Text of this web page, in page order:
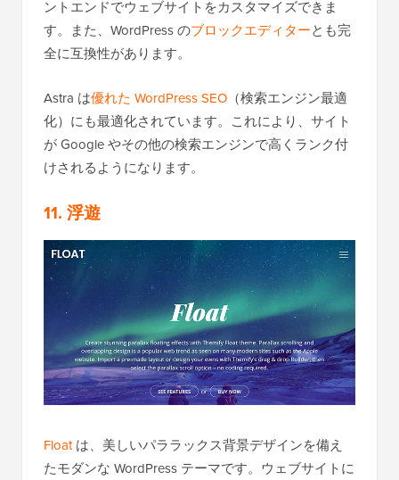
ントエンドでウェブサイトをカスタマイズできま
す。また、WordPress のブロックエディターとも完
全に互換性があります。
Astra は優れた WordPress SEO （検索エンジン最適
化）にも最適化されています。これにより、サイト
が Google やその他の検索エンジンで高くランク付
けされるようになります。
11. 浮遊
Floatは、美しいパララックス背景デザインを備え
たモダンな WordPress テーマです。ウェブサイトに